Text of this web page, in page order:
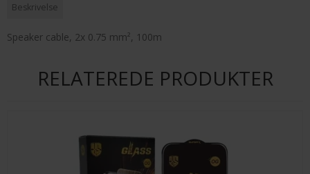
Beskrivelse
Speaker cable, 2x 0.75 mm², 100m
RELATEREDE PRODUKTER